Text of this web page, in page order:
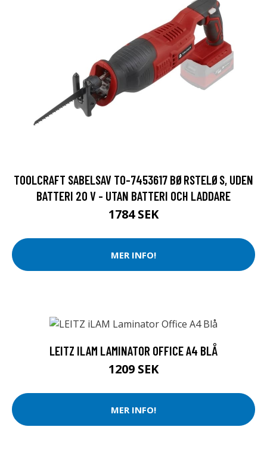
TOOLCRAFT SABELSAV TO-7453617 BØRSTELØS, UDEN
BATTERI 20 V - UTAN BATTERI OCH LADDARE
1784 SEK
MER INFO!
LEITZ ILAM LAMINATOR OFFICE A4 BLÅ
1209 SEK
MER INFO!